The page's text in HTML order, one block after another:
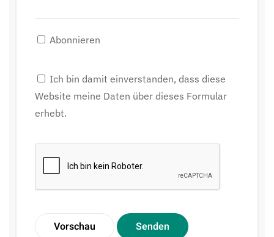
Abonnieren
Ich bin damit einverstanden, dass diese
Website meine Daten über dieses Formular
erhebt.
Vorschau
Senden